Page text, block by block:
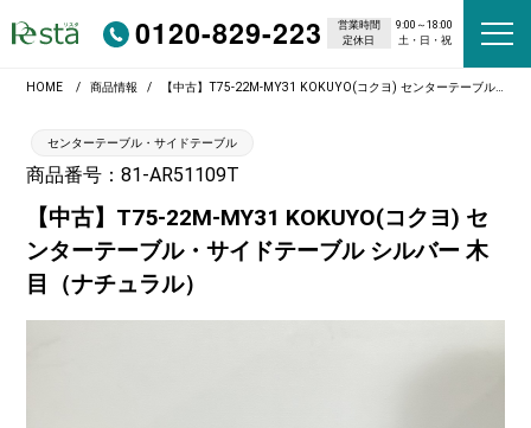
0120-829-223 営業時間
9:00～18:00
定休日
土・日・祝
HOME 商品情報 【中古】T75-22M-MY31 KOKUYO(コクヨ) センターテーブル・サイドテーブル シルバー 木目（ナチュラル）
センターテーブル・サイドテーブル
商品番号：81-AR51109T
【中古】T75-22M-MY31 KOKUYO(コクヨ) セ
ンターテーブル・サイドテーブル シルバー 木
目（ナチュラル）